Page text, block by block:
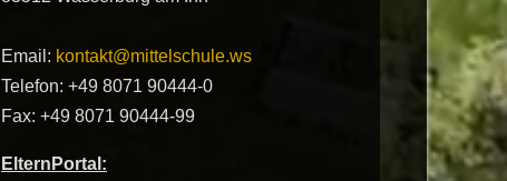
Email: kontakt@mittelschule.ws
Telefon: +49 8071 90444-0
Fax: +49 8071 90444-99
ElternPortal: